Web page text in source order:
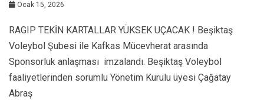
Ocak 15, 2026
RAGIP TEKİN KARTALLAR YÜKSEK UÇACAK ! Beşiktaş
Voleybol Şubesi ile Kafkas Mücevherat arasında
Sponsorluk anlaşması imzalandı. Beşiktaş Voleybol
faaliyetlerinden sorumlu Yönetim Kurulu üyesi Çağatay
Abraş